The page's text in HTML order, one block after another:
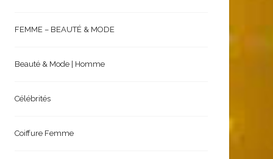
FEMME – BEAUTÉ & MODE
Beauté & Mode | Homme
Célébrités
Coiffure Femme